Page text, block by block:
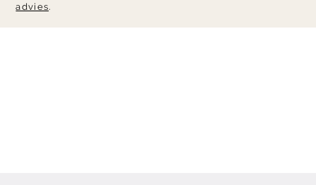
advies.